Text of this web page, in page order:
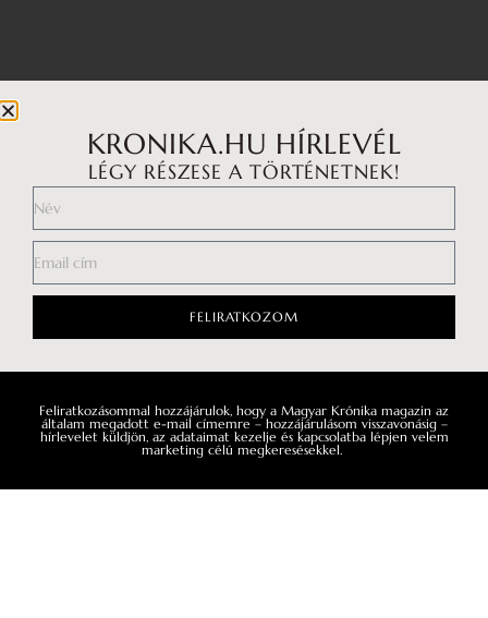
Médiaajánlat
Hozzászólási szabályzat
KRONIKA.HU HÍRLEVÉL
LÉGY RÉSZESE A TÖRTÉNETNEK!
FELIRATKOZOM
Feliratkozásommal hozzájárulok, hogy a Magyar Krónika magazin az
általam megadott e-mail címemre – hozzájárulásom visszavonásig –
hírlevelet küldjön, az adataimat kezelje és kapcsolatba lépjen velem
marketing célú megkeresésekkel.